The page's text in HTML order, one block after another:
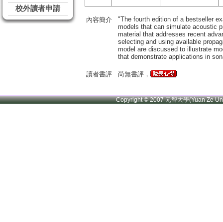
校外讀者申請
內容簡介
"The fourth edition of a bestseller
models that can simulate acoustic
material that addresses recent
selecting and using available
model are discussed to illustrate
that demonstrate applications in
讀者書評 尚無書評，
Copyright © 2007 元智大學(Yuan Ze